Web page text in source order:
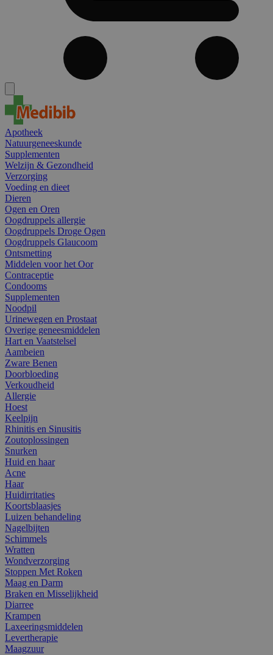
Apotheek
Natuurgeneeskunde
Supplementen
Welzijn & Gezondheid
Verzorging
Voeding en dieet
Dieren
Ogen en Oren
Oogdruppels allergie
Oogdruppels Droge Ogen
Oogdruppels Glaucoom
Ontsmetting
Middelen voor het Oor
Contraceptie
Condooms
Supplementen
Noodpil
Urinewegen en Prostaat
Overige geneesmiddelen
Hart en Vaatstelsel
Aambeien
Zware Benen
Doorbloeding
Verkoudheid
Allergie
Hoest
Keelpijn
Rhinitis en Sinusitis
Zoutoplossingen
Snurken
Huid en haar
Acne
Haar
Huidirritaties
Koortsblaasjes
Luizen behandeling
Nagelbijten
Schimmels
Wratten
Wondverzorging
Stoppen Met Roken
Maag en Darm
Braken en Misselijkheid
Diarree
Krampen
Laxeeringsmiddelen
Levertherapie
Maagzuur